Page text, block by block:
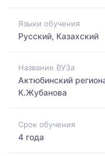
Языки обучения
Русский, Казахский
Название ВУЗа
Актюбинский
К.Жубанова
Срок обучения
4 года